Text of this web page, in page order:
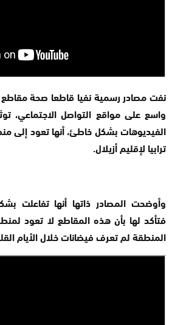
نفت مصادر رسمية نفيا قاطعا صحة
واسع على مواقع التواصل الاجتماعي،
الفيديوهات بشكل خاطئ، أنها تعود إلى
ترابيا لإقليم أزيلال.
وأوضحت المصادر ذاتها أنها تفاعلت
فتأكد لها بأن هذه المقاطع لا تعود
المنطقة لم تعرف فيضانات خلال الأيام